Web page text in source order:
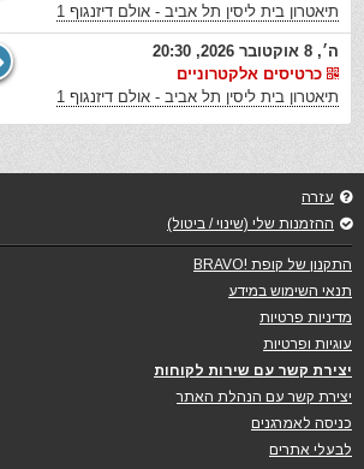
תיאטרון בית ליסין תל אביב - אולם דיזנגוף 1
ה׳, 8 אוקטובר 2026, 20:30
כרטיסים אלקטרוניים
תיאטרון בית ליסין תל אביב - אולם דיזנגוף 1
עזרה
ההזמנות שלי (שינוי / ביטול)
התקנון של קופת !BRAVO
תנאי השימוש במידע
מדיניות פרטיות
עוגיות ופרטיות
יצירת קשר עם שירות לקוחות
יצירת קשר עם הנהלת האתר
כניסה לאמרגנים
לבעלי אתרים